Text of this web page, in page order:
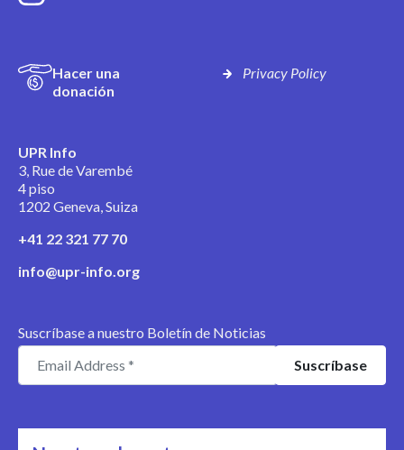
Hacer una
donación
Privacy Policy
UPR Info
3, Rue de Varembé
4 piso
1202 Geneva, Suiza
+41 22 321 77 70
info@upr-info.org
Suscríbase a nuestro Boletín de Noticias